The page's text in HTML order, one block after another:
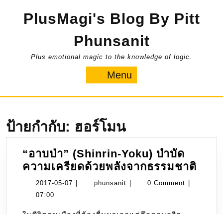
PlusMagi's Blog By Pitt
Phunsanit
Plus emotional magic to the knowledge of logic.
Menu
ป้ายกำกับ: ฮอร์โมน
“อาบป่า” (Shinrin-Yoku) บำบัด
ความเครียดด้วยพลังจากธรรมชาติ
2017-05-07 2017- phunsanit phunsanit0 Comment
07:00